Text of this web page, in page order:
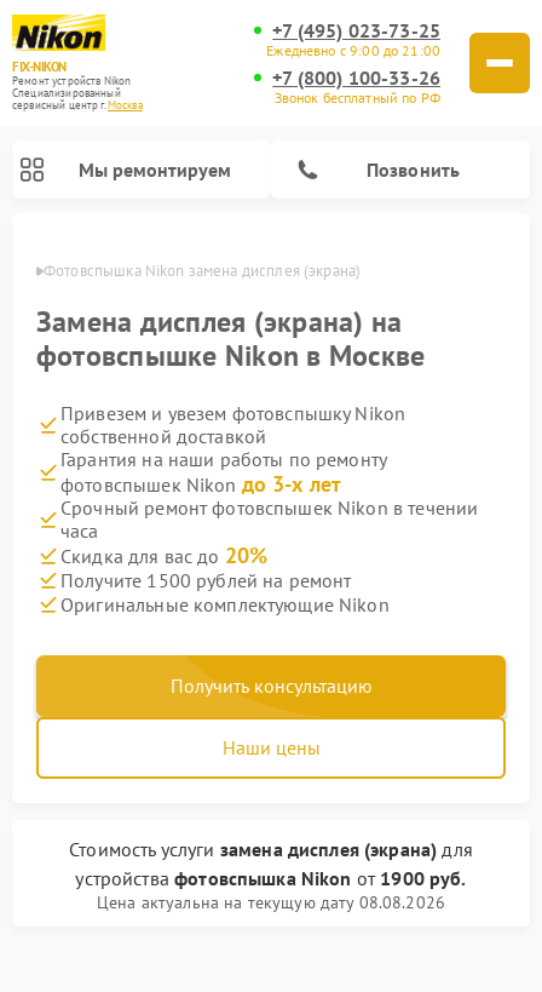
FIX-NIKON
Ремонт устройств Nikon
Специализированный
cервисный центр г.Москва
+7 (495) 023-73-25
Ежедневно с 9:00 до 21:00
+7 (800) 100-33-26
Звонок бесплатный по РФ
Мы ремонтируем Позвонить
Фотовспышка Nikon замена дисплея (экрана)
Замена дисплея (экрана) на
фотовспышке Nikon в Москве
Привезем и увезем фотовспышку Nikon
собственной доставкой
Гарантия на наши работы по ремонту
фотовспышек Nikon до 3-х лет
Срочный ремонт фотовспышек Nikon в течении
часа
Скидка для вас до 20%
Получите 1500 рублей на ремонт
Оригинальные комплектующие Nikon
Получить консультацию
Наши цены
Стоимость услуги замена дисплея (экрана) для
устройствафотовспышка Nikon от 1900 руб.
Цена актуальна на текущую дату 08.08.2026